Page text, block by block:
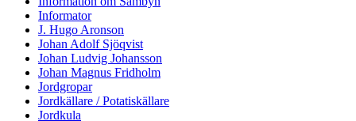
Informator
J. Hugo Aronson
Johan Adolf Sjöqvist
Johan Ludvig Johansson
Johan Magnus Fridholm
Jordgropar
Jordkällare / Potatiskällare
Jordkula